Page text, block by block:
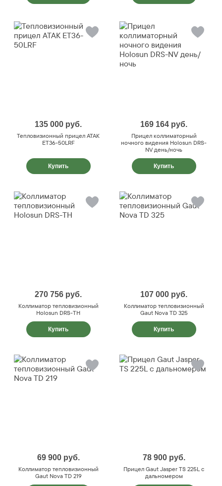
135 000 руб.
Тепловизионный прицел ATAK
ET36-50LRF
Купить
169 164 руб.
Прицел коллиматорный
ночного видения Holosun DRS-
NV день/ночь
Купить
270 756 руб.
Коллиматор тепловизионный
Holosun DRS-TH
Купить
107 000 руб.
Коллиматор тепловизионный
Gaut Nova TD 325
Купить
69 900 руб.
Коллиматор тепловизионный
Gaut Nova TD 219
78 900 руб.
Прицел Gaut Jasper TS 225L с
дальномером